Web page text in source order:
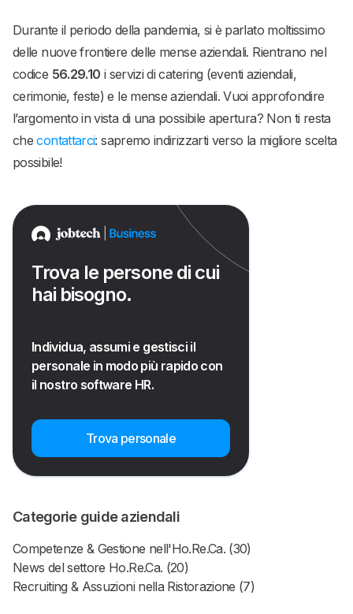
Durante il periodo della pandemia, si è parlato moltissimo
delle nuove frontiere delle mense aziendali. Rientrano nel
codice 56.29.10 i servizi di catering (eventi aziendali,
cerimonie, feste) e le mense aziendali. Vuoi approfondire
l’argomento in vista di una possibile apertura? Non ti resta
checontattarci: sapremo indirizzarti verso la migliore scelta
possibile!
Trova le persone di cui
hai bisogno.
Individua, assumi e gestisci il
personale in modo più rapido con
il nostro software HR.
Trova personale
Categorie guide aziendali
Competenze & Gestione nell'Ho.Re.Ca. (30)
News del settore Ho.Re.Ca. (20)
Recruiting & Assuzioni nella Ristorazione (7)